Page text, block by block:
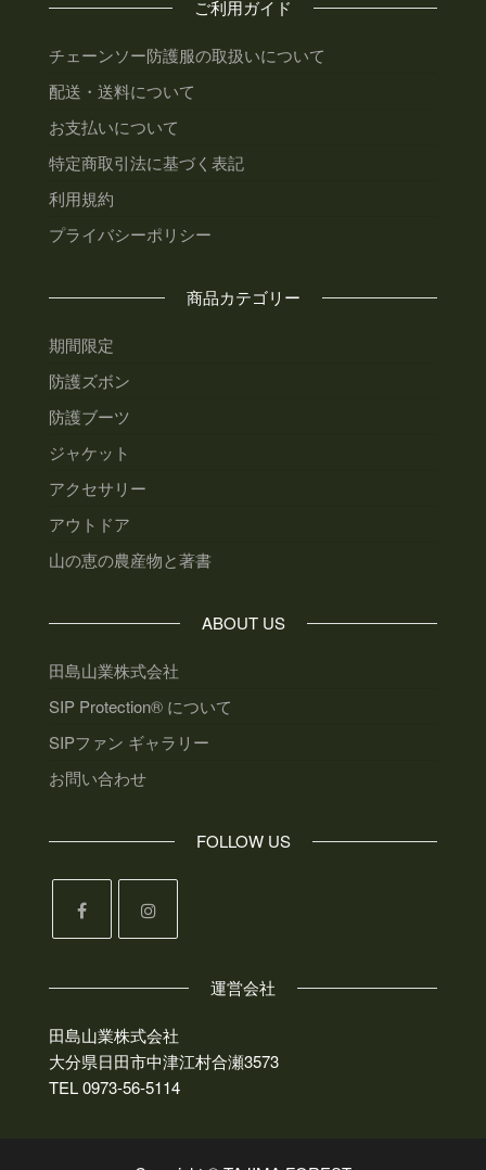
ご利用ガイド
チェーンソー防護服の取扱いについて
配送・送料について
お支払いについて
特定商取引法に基づく表記
利用規約
プライバシーポリシー
商品カテゴリー
期間限定
防護ズボン
防護ブーツ
ジャケット
アクセサリー
アウトドア
山の恵の農産物と著書
ABOUT US
田島山業株式会社
SIP Protection® について
SIPファン ギャラリー
お問い合わせ
FOLLOW US
運営会社
田島山業株式会社
大分県日田市中津江村合瀬3573
TEL 0973-56-5114